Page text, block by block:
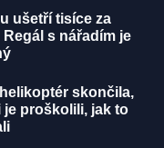
ušetří tisíce za
s nářadím je
skončila,
je proškolili, jak to